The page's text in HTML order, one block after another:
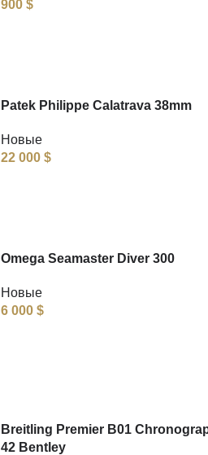
900 $
Patek Philippe Calatrava 38mm
Новые
22 000 $
Omega Seamaster Diver 300
Новые
6 000 $
Breitling Premier B01
42 Bentley